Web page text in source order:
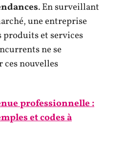
. En surveillant
une entreprise
produits et services
ne se
nouvelles
professionnelle :
et codes à